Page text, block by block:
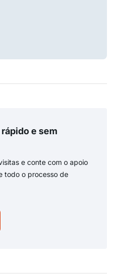
e sem
e conte com o apoio
todo o processo de